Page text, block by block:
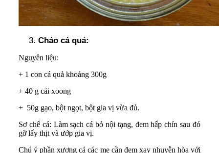
Cháo cá quả:
Nguyên liệu:
+ 1 con cá quả khoảng 300g
+ 40 g cải xoong
+ 50g gạo, bột ngọt, bột gia vị vừa đủ.
Sơ chế cá: Làm sạch cá bỏ nội tạng, đem hấp chín sau đó
gỡ lấy thịt và ướp gia vị.
Chú ý phần xương cá các mẹ cần đem xay nhuyễn hòa với